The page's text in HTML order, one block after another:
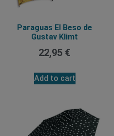
Paraguas El Beso de
Gustav Klimt
22,95 €
Add to cart